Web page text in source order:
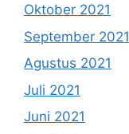
Oktober 2021
September 2021
Agustus 2021
Juli 2021
Juni 2021